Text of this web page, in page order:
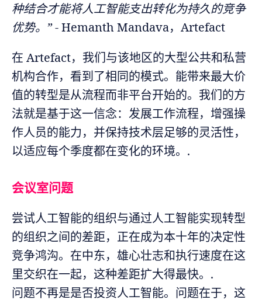
种结合才能将人工智能支出转化为持久的竞争
优势。”- Hemanth Mandava，Artefact
在 Artefact，我们与该地区的大型公共和私营
机构合作，看到了相同的模式。能带来最大价
值的转型是从流程而非平台开始的。我们的方
法就是基于这一信念：发展工作流程，增强操
作人员的能力，并保持技术层足够的灵活性，
以适应每个季度都在变化的环境。.
会议室问题
尝试人工智能的组织与通过人工智能实现转型
的组织之间的差距，正在成为本十年的决定性
竞争鸿沟。在中东，雄心壮志和执行速度在这
里交织在一起，这种差距扩大得最快。.
问题不再是是否投资人工智能。问题在于，这